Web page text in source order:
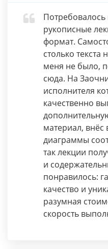
Потребовалось
рукописные
формат.
столько
меня не было,
сюда. На
исполнителя
качественно
материал,
диаграммы
так лекции
и
понравилось:
качество и
разумная
скорость